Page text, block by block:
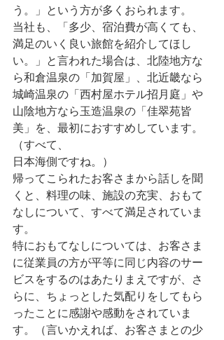
う。」という方が多くおられます。
当社も、「多少、宿泊費が高くても、
満足のいく良い旅館を紹介してほし
い。」と言われた場合は、北陸地方な
ら和倉温泉の「加賀屋」、北近畿なら
城崎温泉の「西村屋ホテル招月庭」や
山陰地方なら玉造温泉の「佳翠苑皆
美」を、最初におすすめしています。
（すべて、
日本海側ですね。）
帰ってこられたお客さまから話しを聞
くと、料理の味、施設の充実、おもて
なしについて、すべて満足されていま
す。
特におもてなしについては、お客さま
に従業員の方が平等に同じ内容のサー
ビスをするのはあたりまえですが、さ
らに、ちょっとした気配りをしてもら
ったことに感謝や感動をされていま
す。（言いかえれば、お客さまとの少